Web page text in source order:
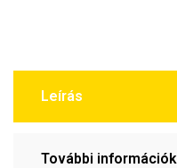
Leírás
További információk